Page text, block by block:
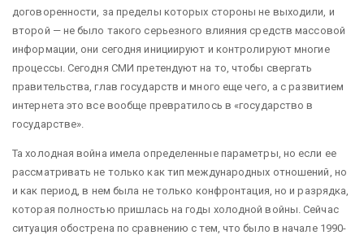
договоренности, за пределы которых стороны не выходили, и
второй — не было такого серьезного влияния средств массовой
информации, они сегодня инициируют и контролируют многие
процессы. Сегодня СМИ претендуют на то, чтобы свергать
правительства, глав государств и много еще чего, а с развитием
интернета это все вообще превратилось в «государство в
государстве».
Та холодная война имела определенные параметры, но если ее
рассматривать не только как тип международных отношений, но
и как период, в нем была не только конфронтация, но и разрядка,
которая полностью пришлась на годы холодной войны. Сейчас
ситуация обострена по сравнению с тем, что было в начале 1990-